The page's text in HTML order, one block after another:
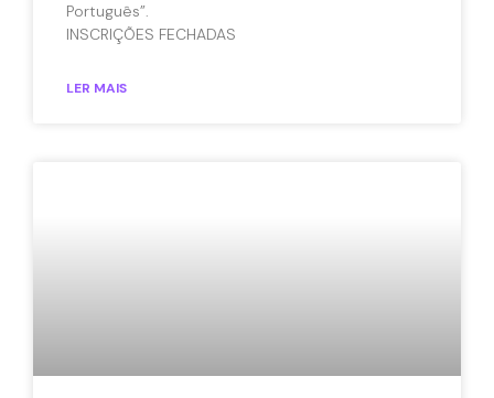
Português”.
INSCRIÇÕES FECHADAS
LER MAIS